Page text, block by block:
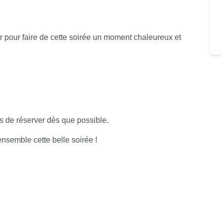
faire de cette soirée un moment chaleureux et
de réserver dès que possible.
cette belle soirée !